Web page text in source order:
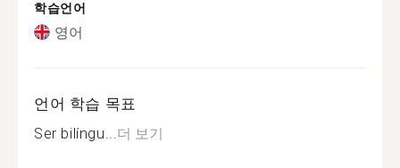
학습언어
영어
언어 학습 목표
Ser bilíngu... 더 보기